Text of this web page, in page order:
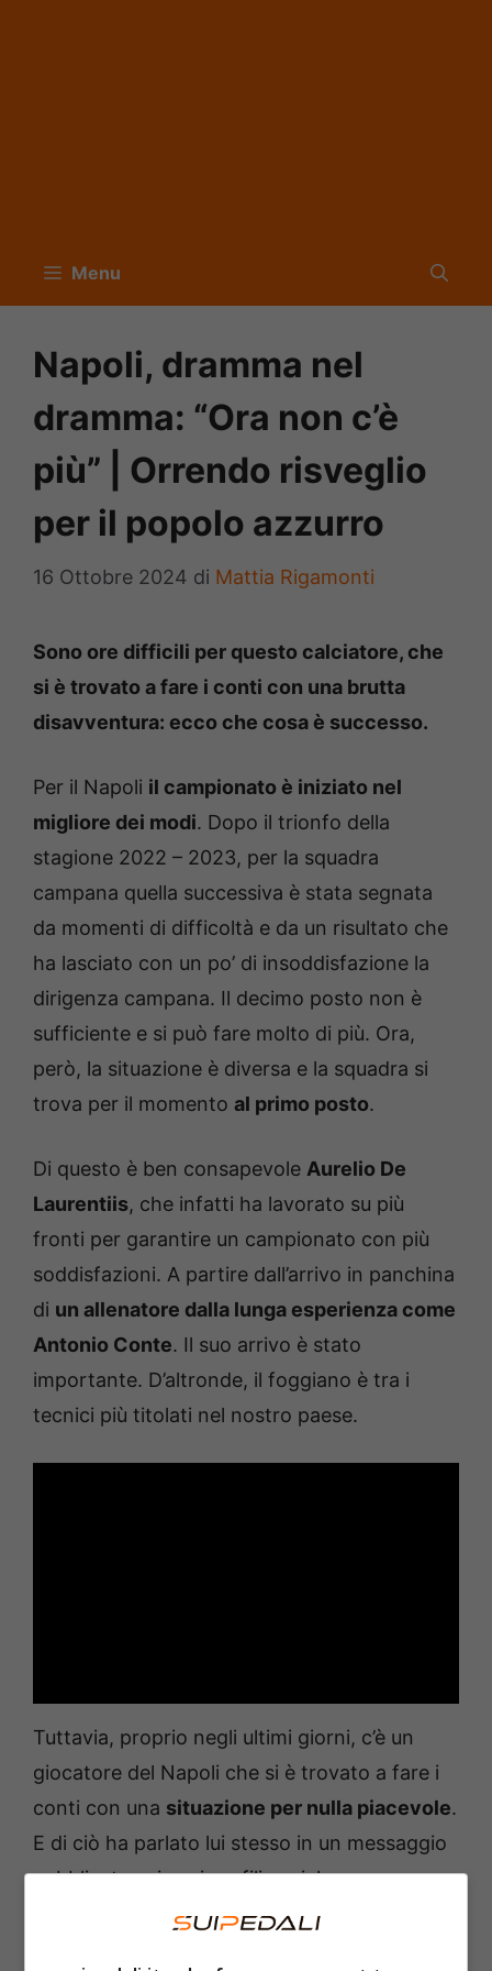
Menu
Napoli, dramma nel
dramma: “Ora non c’è
più” | Orrendo risveglio
per il popolo azzurro
16 Ottobre 2024 di Mattia Rigamonti
Sono ore difficili per questo calciatore, che
si è trovato a fare i conti con una brutta
disavventura: ecco che cosa è successo.
Per il Napoli il campionato è iniziato nel
migliore dei modi. Dopo il trionfo della
stagione 2022 – 2023, per la squadra
campana quella successiva è stata segnata
da momenti di difficoltà e da un risultato che
ha lasciato con un po’ di insoddisfazione la
dirigenza campana. Il decimo posto non è
sufficiente e si può fare molto di più. Ora,
però, la situazione è diversa e la squadra si
trova per il momento al primo posto.
Di questo è ben consapevole Aurelio De
Laurentiis, che infatti ha lavorato su più
fronti per garantire un campionato con più
soddisfazioni. A partire dall’arrivo in panchina
di un allenatore dalla lunga esperienza come
Antonio Conte. Il suo arrivo è stato
importante. D’altronde, il foggiano è tra i
tecnici più titolati nel nostro paese.
Tuttavia, proprio negli ultimi giorni, c’è un
giocatore del Napoli che si è trovato a fare i
conti con una situazione per nulla piacevole.
E di ciò ha parlato lui stesso in un messaggio
pubblicato sui suoi profili social.